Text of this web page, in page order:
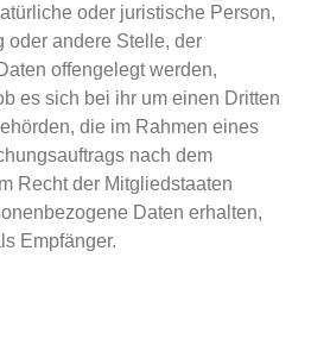
oder juristische Person,
oder andere Stelle, der
offengelegt werden,
es sich bei ihr um einen Dritten
die im Rahmen eines
nach dem
Recht der Mitgliedstaaten
Daten erhalten,
Empfänger.